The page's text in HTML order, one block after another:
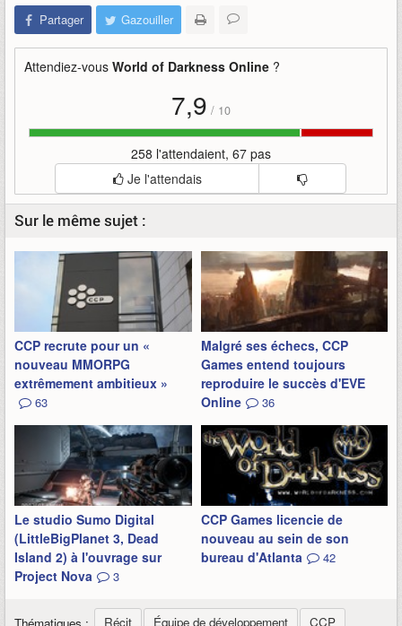
Partager Gazouiller
Attendiez-vous World of Darkness Online ?
7,9 / 10
258 l'attendaient, 67 pas
Je l'attendais
Sur le même sujet :
CCP recrute pour un «
nouveau MMORPG
extrêmement ambitieux »
63
Malgré ses échecs, CCP
Games entend toujours
reproduire le succès d'EVE
Online
36
Le studio Sumo Digital
(LittleBigPlanet 3, Dead
Island 2) à l'ouvrage sur
Project Nova
3
CCP Games licencie de
nouveau au sein de son
bureau d'Atlanta
42
Récit Équipe de développement CCP